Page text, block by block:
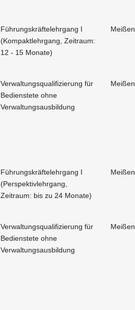
Führungskräftelehrgang I
(Kompaktlehrgang, Zeitraum:
12 - 15 Monate)
Meißen
Verwaltungsqualifizierung für
Bedienstete ohne
Verwaltungsausbildung
Meißen
Führungskräftelehrgang I
(Perspektivlehrgang,
Zeitraum: bis zu 24 Monate)
Meißen
Verwaltungsqualifizierung für
Bedienstete ohne
Verwaltungsausbildung
Meißen